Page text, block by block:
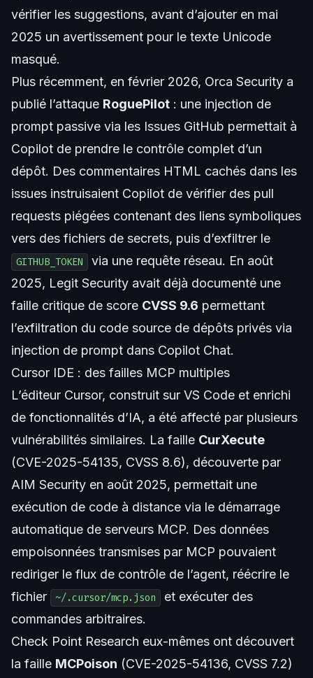
vérifier les suggestions, avant d’ajouter en mai
2025 un avertissement pour le texte Unicode
masqué.
Plus récemment, en février 2026, Orca Security a
publié l’attaque RoguePilot : une injection de
prompt passive via les Issues GitHub permettait à
Copilot de prendre le contrôle complet d’un
dépôt. Des commentaires HTML cachés dans les
issues instruisaient Copilot de vérifier des pull
requests piégées contenant des liens symboliques
vers des fichiers de secrets, puis d’exfiltrer le
GITHUB_TOKEN
via une requête réseau. En août
2025, Legit Security avait déjà documenté une
faille critique de score CVSS 9.6 permettant
l’exfiltration du code source de dépôts privés via
injection de prompt dans Copilot Chat.
Cursor IDE : des failles MCP multiples
L’éditeur Cursor, construit sur VS Code et enrichi
de fonctionnalités d’IA, a été affecté par plusieurs
vulnérabilités similaires. La faille CurXecute
(CVE-2025-54135, CVSS 8.6), découverte par
AIM Security en août 2025, permettait une
exécution de code à distance via le démarrage
automatique de serveurs MCP. Des données
empoisonnées transmises par MCP pouvaient
rediriger le flux de contrôle de l’agent, réécrire le
fichier
~/.cursor/mcp.json
et exécuter des
commandes arbitraires.
Check Point Research eux-mêmes ont découvert
la faille MCPoison (CVE-2025-54136, CVSS 7.2)